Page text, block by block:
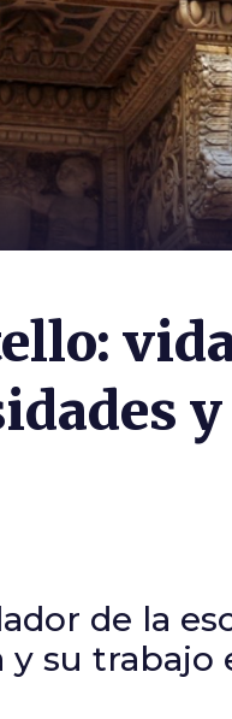
de la
y su trabajo